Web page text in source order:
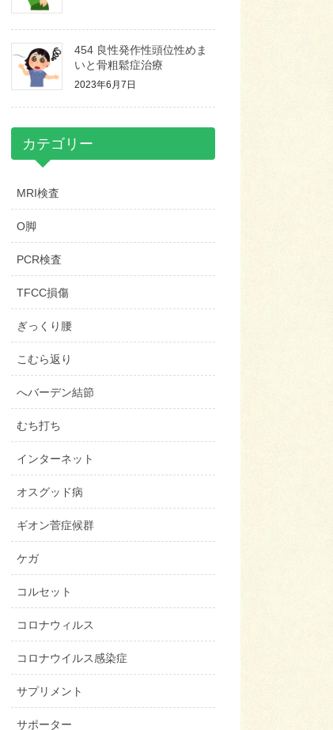
454 良性発作性頭位性めま
いと骨粗鬆症治療
2023年6月7日
カテゴリー
MRI検査
O脚
PCR検査
TFCC損傷
ぎっくり腰
こむら返り
へバーデン結節
むち打ち
インターネット
オスグッド病
ギオン菅症候群
ケガ
コルセット
コロナウィルス
コロナウイルス感染症
サプリメント
サポーター